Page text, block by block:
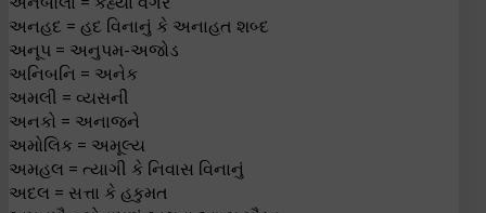
અનહદ = હદ વિનાનું કે અનાહત શબ્દ
અનૂપ = અનુપમ-અજોડ
અનિબનિ = અનેક
અમલી = વ્યસની
અનકો = અનાજને
અમોલિક = અમૂલ્ય
અમહલ = ત્યાગી કે નિવાસ વિનાનું
અદલ = સત્તા કે હકુમત